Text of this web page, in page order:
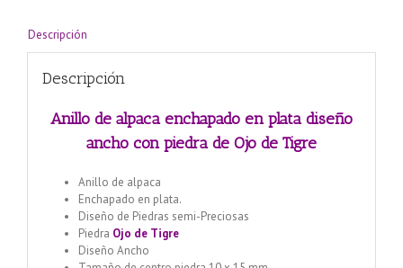
cantidad
Descripción
Descripción
Anillo de alpaca enchapado en plata diseño
ancho con piedra de Ojo de Tigre
Anillo de alpaca
Enchapado en plata.
Diseño de Piedras semi-Preciosas
Piedra Ojo de Tigre
Diseño Ancho